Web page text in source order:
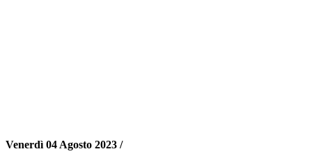
Venerdì 04 Agosto 2023 /